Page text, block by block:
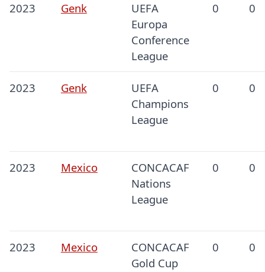
2023 Genk
UEFA
Europa
Conference
League
0 0
2023 Genk
UEFA
Champions
League
0 0
2023 Mexico
CONCACAF
Nations
League
0 0
2023 Mexico
CONCACAF
Gold Cup
0 0